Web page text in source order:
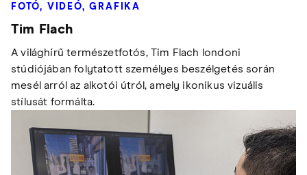
FOTÓ, VIDEÓ, GRAFIKA
Tim Flach
A világhírű természetfotós, Tim Flach londoni
stúdiójában folytatott személyes beszélgetés során
mesél arról az alkotói útról, amely ikonikus vizuális
stílusát formálta.